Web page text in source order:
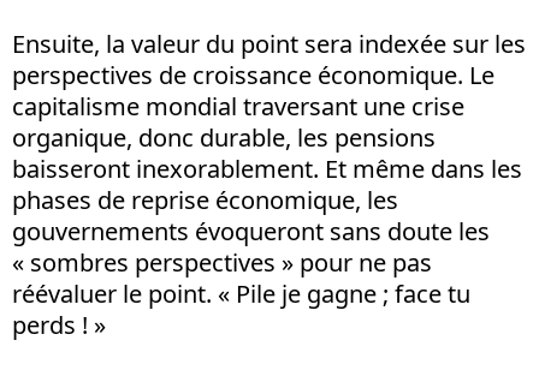
Ensuite, la valeur du point sera indexée sur les
perspectives de croissance économique. Le
capitalisme mondial traversant une crise
organique, donc durable, les pensions
baisseront inexorablement. Et même dans les
phases de reprise économique, les
gouvernements évoqueront sans doute les
« sombres perspectives » pour ne pas
réévaluer le point. « Pile je gagne ; face tu
perds ! »